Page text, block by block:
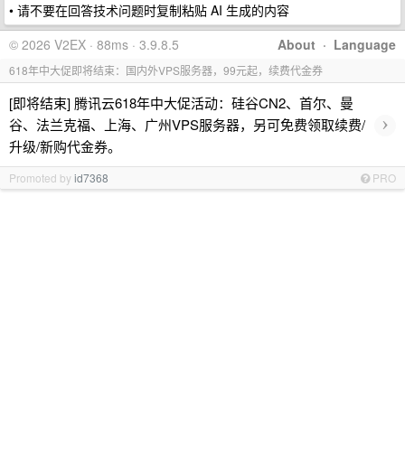
• 请不要在回答技术问题时复制粘贴 AI 生成的内容
About · Language
© 2026 V2EX · 88ms · 3.9.8.5
618年中大促即将结束：国内外VPS服务器，99元起，续费代金券
[即将结束] 腾讯云618年中大促活动：硅谷CN2、首尔、曼
谷、法兰克福、上海、广州VPS服务器，另可免费领取续费/
升级/新购代金券。
›
Promoted byid7368 PRO